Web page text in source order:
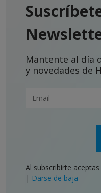
Mantente al día
y novedades de
Al subscribirte
| Darse de baja